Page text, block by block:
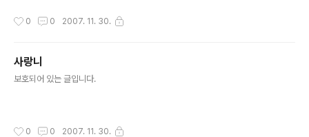
0 0 2007. 11. 30.
사랑니
보호되어 있는 글입니다.
0 0 2007. 11. 30.